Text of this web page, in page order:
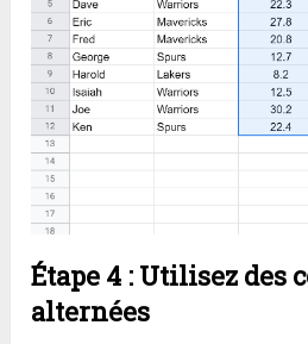
Étape 4 : Utilisez des
alternées